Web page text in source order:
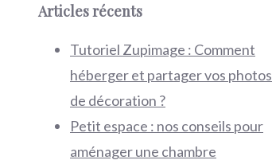
Articles récents
Tutoriel Zupimage : Comment
héberger et partager vos photos
de décoration ?
Petit espace : nos conseils pour
aménager une chambre